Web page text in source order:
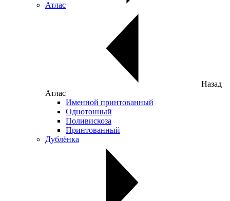
Атлас
Назад
Атлас
Именной принтованный
Однотонный
Поливискоза
Принтованный
Дублёнка